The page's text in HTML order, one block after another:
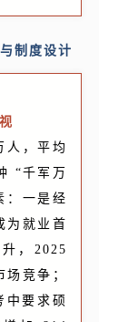
制度设计
人，平均
“千军万
：一是经
为就业首
，2025
竞争；
中要求硕